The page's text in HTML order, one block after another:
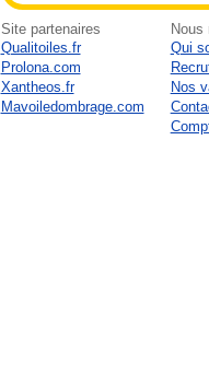
Site partenaires
Qualitoiles.fr
Prolona.com
Xantheos.fr
Mavoiledombrage.com
Nous
Qui
Nos